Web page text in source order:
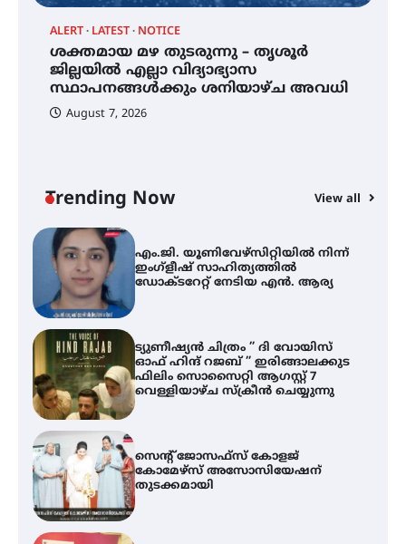
ALERT LATEST NOTICE
ശക്തമായ മഴ തുടരുന്നു – തൃശൂർ
ജില്ലയിൽ എല്ലാ വിദ്യാഭ്യാസ
സ്ഥാപനങ്ങൾക്കും ശനിയാഴ്ച അവധി
August 7, 2026
Trending Now View all
ശക്തമായ മഴ തുടരുന്നു – തൃശൂർ
ജില്ലയിൽ എല്ലാ വിദ്യാഭ്യാസ
സ്ഥാപനങ്ങൾക്കും ശനിയാഴ്ച
അവധി
ട്യുണീഷ്യൻ ചിത്രം ” ദി വോയിസ്
ഓഫ് ഹിന്ദ് റജബ് ” ഇരിങ്ങാലക്കുട
ഫിലിം സൊസൈറ്റി ആഗസ്റ്റ് 7
വെള്ളിയാഴ്ച സ്‌ക്രീൻ ചെയ്യുന്നു
സെന്റ് ജോസഫ്സ് കോളജ്
കോമേഴ്‌സ് അസോസിയേഷന്
തുടക്കമായി
കോമേഴ്സ് എക്സ്പോയുമായി
എസ് എൻ ഹയർ സെക്കൻഡറി
വിദ്യാർത്ഥികൾ